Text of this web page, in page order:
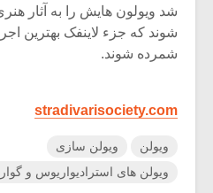
شد ویولون هایش را به آثار
شوند که جزء لاینفک بهترین
شمرده شوند.
stradivarisociety.com
ویولن
ویولن سازی
ویولن های استرادیواریوس و